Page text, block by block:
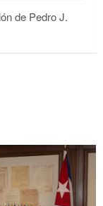
de Pedro J.